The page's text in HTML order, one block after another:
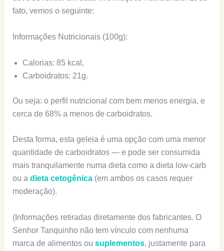
fato, vemos o seguinte:
Informações Nutricionais (100g):
Calorias: 85 kcal,
Carboidratos: 21g.
Ou seja: o perfil nutricional com bem menos energia, e
cerca de 68% a menos de carboidratos.
Desta forma, esta geleia é uma opção com uma menor
quantidade de carboidratos — e pode ser consumida
mais tranquilamente numa dieta como a dieta low-carb
ou a dieta cetogênica(em ambos os casos requer
moderação).
(Informações retiradas diretamente dos fabricantes. O
Senhor Tanquinho não tem vínculo com nenhuma
marca de alimentos ou suplementos, justamente para